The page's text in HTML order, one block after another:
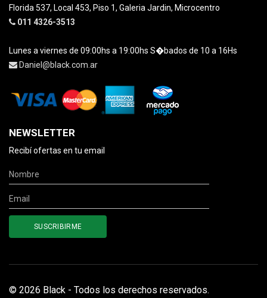
Florida 537, Local 453, Piso 1, Galeria Jardin, Microcentro
011 4326-3513
Lunes a viernes de 09:00hs a 19:00hs S�bados de 10 a 16Hs
Daniel@black.com.ar
NEWSLETTER
Recibí ofertas en tu email
© 2026 Black - Todos los derechos reservados.